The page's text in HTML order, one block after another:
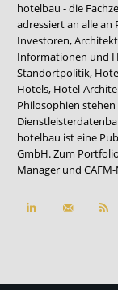
hotelbau - die
adressiert an alle
Investoren,
Informationen und
Standortpolitik,
Hotels, Hotel-
Philosophien
hotelbau ist eine
GmbH. Zum
Manager und